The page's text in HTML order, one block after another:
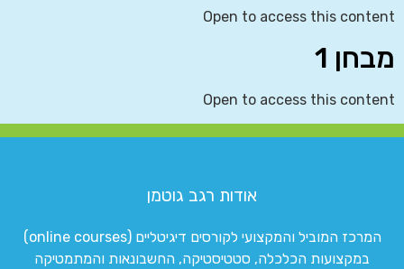
Open to access this content
מבחן 1
Open to access this content
אודות רגב גוטמן
המרכז המוביל והמקצועי לקורסים דיגיטליים (online courses)
במקצועות הכלכלה, סטטיסטיקה, החשבונאות והמתמטיקה